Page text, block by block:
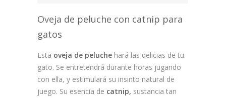
Oveja de peluche con catnip para
gatos
Esta oveja de peluche hará las delicias de tu
gato. Se entretendrá durante horas jugando
con ella, y estimulará su insinto natural de
juego. Su esencia de catnip, sustancia tan